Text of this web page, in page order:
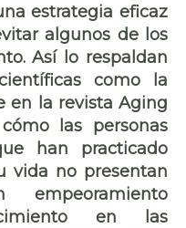
estrategia eficaz
algunos de los
Así lo respaldan
como la
en la revista Aging
las personas
han practicado
vida no presentan
empeoramiento
en las